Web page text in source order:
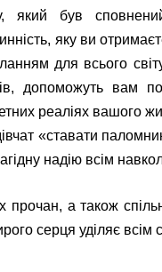
який був
яку ви
для всього
допоможуть вам
реаліях вашого
«ставати
надію всім
а також
серця уділяє